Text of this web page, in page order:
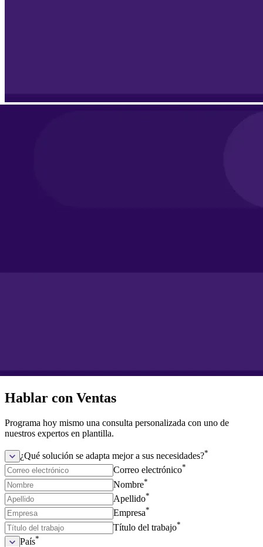
Hablar con Ventas
Programa hoy mismo una consulta personalizada con uno de
nuestros expertos en plantilla.
¿Qué solución se adapta mejor a sus necesidades?*
Correo electrónico*
Nombre*
Apellido*
Empresa*
Título del trabajo*
País*